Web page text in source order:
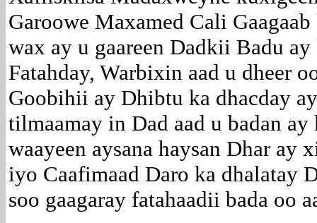
Garoowe Maxamed Cali
wax ay u gaareen Dadkii Badu ay
Fatahday, Warbixin aad u dheer
Goobihii ay Dhibtu ka dhacday
tilmaamay in Dad aad u badan
waayeen aysana haysan Dhar ay
iyo Caafimaad Daro ka dhalatay
soo gaagaray fatahaadii bada oo